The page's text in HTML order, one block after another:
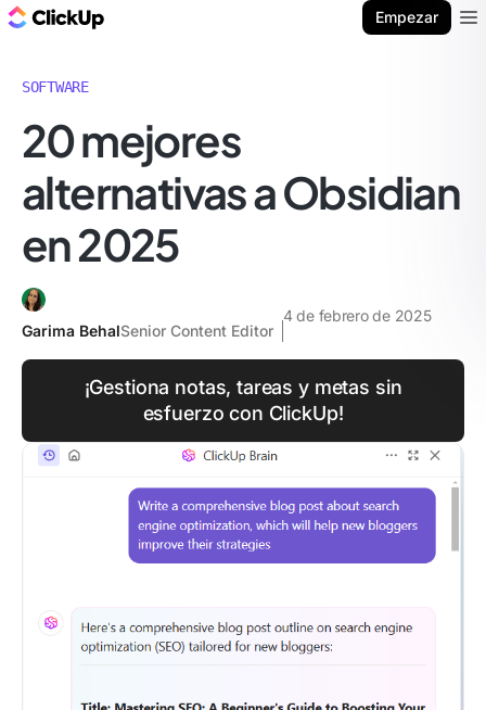
Empezar
SOFTWARE
20 mejores
alternativas a Obsidian
en 2025
Garima BehalSenior Content Editor
4 de febrero de 2025
¡Gestiona notas, tareas y metas sin
esfuerzo con ClickUp!